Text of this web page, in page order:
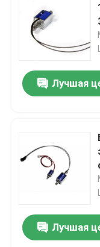
Лучшая
Лучшая